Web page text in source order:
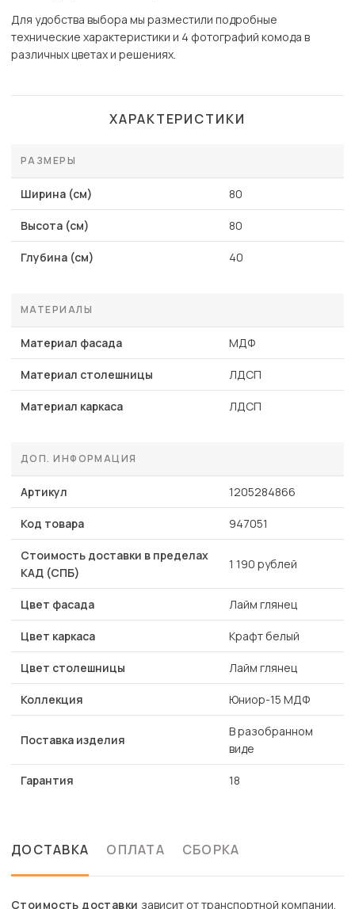
Для удобства выбора мы разместили подробные
технические характеристики и 4 фотографий комода в
различных цветах и решениях.
ХАРАКТЕРИСТИКИ
РАЗМЕРЫ
Ширина (см) 80
Высота (см) 80
Глубина (см) 40
МАТЕРИАЛЫ
Материал фасада МДФ
Материал столешницы ЛДСП
Материал каркаса ЛДСП
ДОП. ИНФОРМАЦИЯ
Артикул 1205284866
Код товара 947051
Стоимость доставки в пределах
КАД (СПБ)
1 190 рублей
Цвет фасада Лайм глянец
Цвет каркаса Крафт белый
Цвет столешницы Лайм глянец
Коллекция Юниор-15 МДФ
Поставка изделия
В разобранном
виде
Гарантия 18
ДОСТАВКА ОПЛАТА СБОРКА
Стоимость доставки зависит от транспортной компании.